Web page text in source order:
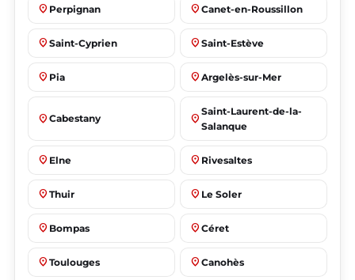
place Perpignan place Canet-en-Roussillon
place Saint-Cyprien place Saint-Estève
place Pia place Argelès-sur-Mer
place Cabestany place
Saint-Laurent-de-la-
Salanque
place Elne place Rivesaltes
place Thuir place Le Soler
place Bompas place Céret
place Toulouges place Canohès